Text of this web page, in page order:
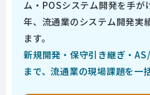
ム・POSシステム開発を手が
年、流通業のシステム開発実
ます。
新規開発・保守引き継ぎ・
まで、流通業の現場課題を一